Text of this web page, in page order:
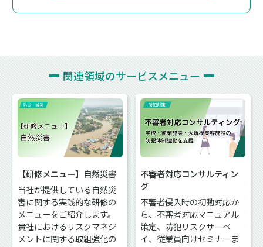
関連領域のサービスメニュー
【研修メニュー】自然災害
当社が提供している自然災
害に関する実践的な研修の
メニューをご紹介します。
貴社におけるリスクマネジ
メントに関する取組強化の
不審者対応コンサルティン
グ
不審者侵入時の初動対応か
ら、不審者対応マニュアル
策定、防犯リスクサーベ
イ、従業員向けセミナーま